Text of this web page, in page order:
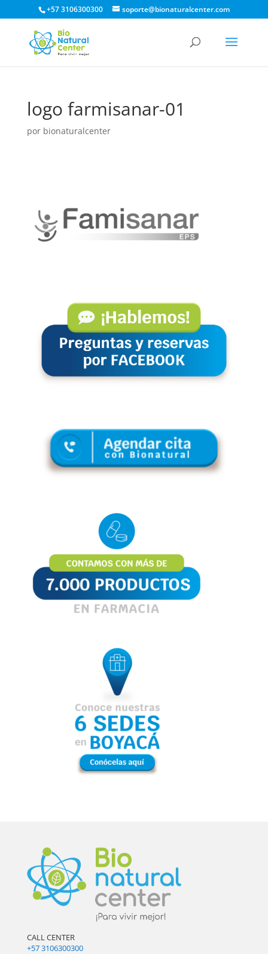
+57 3106300300 soporte@bionaturalcenter.com
logo farmisanar-01
por bionaturalcenter
CALL CENTER
+57 3106300300